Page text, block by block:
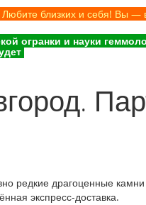
близких и себя! Вы —
огранки и науки
редкие драгоценные
экспресс-доставка.